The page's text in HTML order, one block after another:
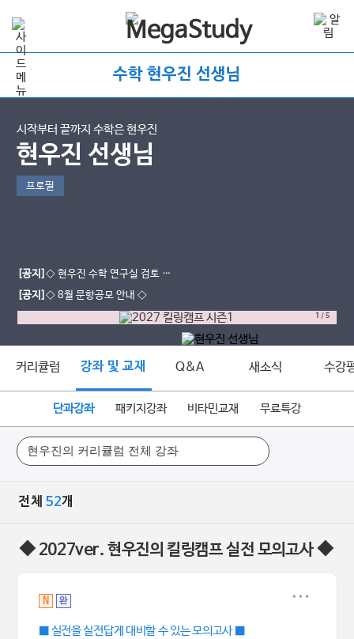
수학 현우진 선생님
시작부터 끝까지 수학은 현우진
현우진 선생님
프로필
[공지]◇ 현우진 수학 연구실 검토 조
교 공개 모집 ◇
[공지]◇ 8월 문항공모 안내 ◇
1 /5
커리큘럼 강좌 및 교재 Q&A 새소식 수강
단과강좌 패키지강좌 비타민교재 무료특강
전체 52개
◆ 2027ver. 현우진의 킬링캠프 실전 모의고사 ◆
N 완
■ 실전을 실전답게 대비할 수 있는 모의고사 ■